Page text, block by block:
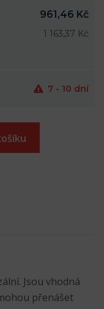
961,46 Kč
1 163,37 Kč
7 - 10 dní
Jsou vhodná
přenášet